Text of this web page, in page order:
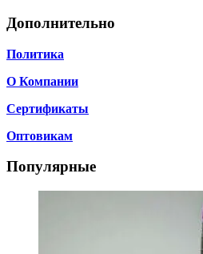
Дополнительно
Политика
О Компании
Сертификаты
Оптовикам
Популярные